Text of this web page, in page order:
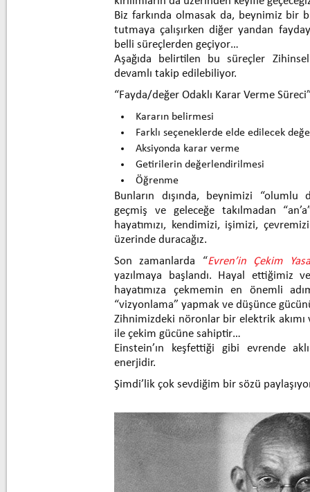
Biz farkında olmasak da, beynimiz bir
tutmaya çalışırken diğer yandan
belli süreçlerden geçiyor…
Aşağıda belirtilen bu süreçler
devamlı takip edilebiliyor.
“Fayda/değer Odaklı Karar Verme
Kararın belirmesi
Farklı seçeneklerde elde edilecek
Aksiyonda karar verme
Getirilerin değerlendirilmesi
Öğrenme
Bunların dışında, beynimizi “olumlu
geçmiş ve geleceğe takılmadan
hayatımızı, kendimizi, işimizi,
üzerinde duracağız.
Son zamanlarda “Evren’in Çekim
yazılmaya başlandı. Hayal ettiğimiz
hayatımıza çekmemin en önemli
“vizyonlama” yapmak ve düşünce
Zihnimizdeki nöronlar bir elektrik akımı
ile çekim gücüne sahiptir…
Einstein’ın keşfettiği gibi evrende
enerjidir.
Şimdi’lik çok sevdiğim bir sözü